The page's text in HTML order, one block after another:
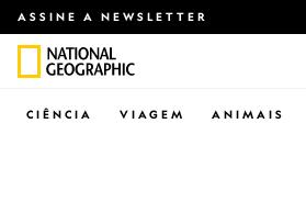
ASSINE A NEWSLETTER
CIÊNCIA VIAGEM ANIMAIS